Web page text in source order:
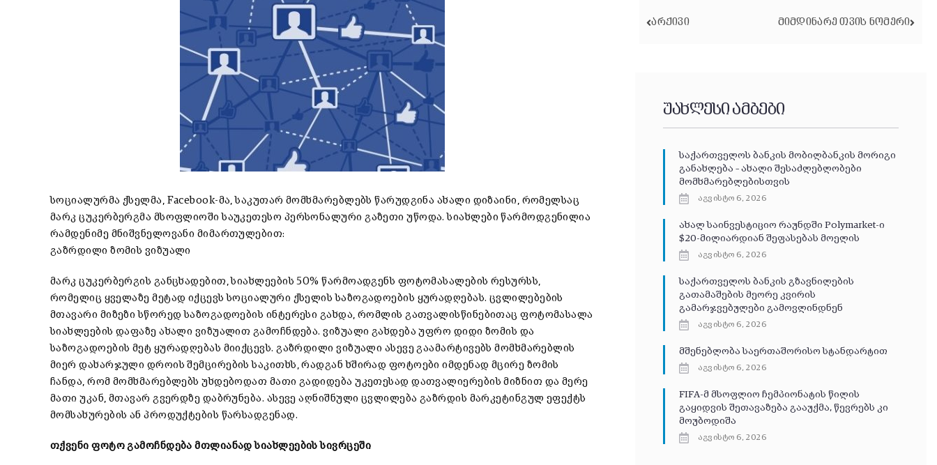
სოციალურმა ქსელმა, Facebook-მა, საკუთარ მომხმარებლებს წარუდგინა ახალი დიზაინი, რომელსაც
მარკ ცუკერბერგმა მსოფლიოში საუკეთესო პერსონალური გაზეთი უწოდა. სიახლები წარმოდგენილია
რამდენიმე მნიშვნელოვანი მიმართულებით:
გაზრდილი ზომის ვიზუალი
მარკ ცუკერბერგის განცხადებით, სიახლეების 50% წარმოადგენს ფოტომასალების რესურსს,
რომელიც ყველაზე მეტად იქცევს სოციალური ქსელის საზოგადოების ყურადღებას. ცვლილებების
მთავარი მიზეზი სწორედ საზოგადოების ინტერესი გახდა, რომლის გათვალისწინებითაც ფოტომასალა
სიახლეების დაფაზე ახალი ვიზუალით გამოჩნდება. ვიზუალი გახდება უფრო დიდი ზომის და
საზოგადოების მეტ ყურადღებას მიიქცევს. გაზრდილი ვიზუალი ასევე გაამარტივებს მომხმარებლის
მიერ დახარჯული დროის შემცირების საკითხს, რადგან ხშირად ფოტოები იმდენად მცირე ზომის
ჩანდა, რომ მომხმარებლებს უხდებოდათ მათი გადიდება უკეთესად დათვალიერების მიზნით და მერე
მათი უკან, მთავარ გვერდზე დაბრუნება. ასევე აღნიშნული ცვლილება გაზრდის მარკეტინგულ ეფექტს
მომსახურების ან პროდუქტების წარსადგენად.
თქვენი ფოტო გამოჩნდება მთლიანად სიახლეების სივრცეში
ᲐᲠᲥᲘᲕᲘ ᲛᲘᲛᲓᲘᲜᲐᲠᲔ ᲗᲕᲘᲡ ᲜᲝᲛᲔᲠᲘ
უახლესი ამბები
საქართველოს ბანკის მობილბანკის მორიგი
განახლება – ახალი შესაძლებლობები
მომხმარებლებისთვის
აგვისტო 6, 2026
ახალ საინვესტიციო რაუნდში Polymarket-ი
$20-მილიარდიან შეფასებას მოელის
აგვისტო 6, 2026
საქართველოს ბანკის გზავნილების
გათამაშების მეორე კვირის
გამარჯვებულები გამოვლინდნენ
აგვისტო 6, 2026
მშენებლობა საერთაშორისო სტანდარტით
აგვისტო 6, 2026
FIFA-მ მსოფლიო ჩემპიონატის წილის
გაყიდვის შეთავაზება გააუქმა, წევრებს კი
მოუბოდიშა
აგვისტო 6, 2026